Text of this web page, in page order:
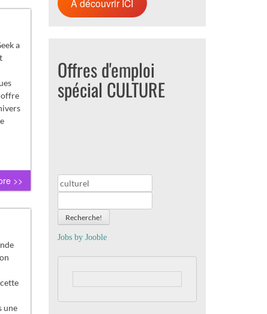
a
offre
>>
une
A découvrir ICI
Offres d'emploi
spécial CULTURE
Recherche!
Jobs by Jooble